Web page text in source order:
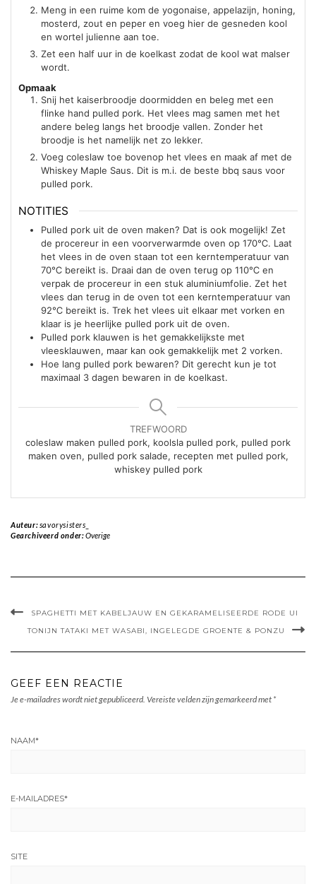
Meng in een ruime kom de yogonaise, appelazijn, honing,
mosterd, zout en peper en voeg hier de gesneden kool
en wortel julienne aan toe.
Zet een half uur in de koelkast zodat de kool wat malser
wordt.
Opmaak
Snij het kaiserbroodje doormidden en beleg met een
flinke hand pulled pork. Het vlees mag samen met het
andere beleg langs het broodje vallen. Zonder het
broodje is het namelijk net zo lekker.
Voeg coleslaw toe bovenop het vlees en maak af met de
Whiskey Maple Saus. Dit is m.i. de beste bbq saus voor
pulled pork.
NOTITIES
Pulled pork uit de oven maken? Dat is ook mogelijk! Zet
de procereur in een voorverwarmde oven op 170℃. Laat
het vlees in de oven staan tot een kerntemperatuur van
70℃ bereikt is. Draai dan de oven terug op 110℃ en
verpak de procereur in een stuk aluminiumfolie. Zet het
vlees dan terug in de oven tot een kerntemperatuur van
92℃ bereikt is. Trek het vlees uit elkaar met vorken en
klaar is je heerlijke pulled pork uit de oven.
Pulled pork klauwen is het gemakkelijkste met
vleesklauwen, maar kan ook gemakkelijk met 2 vorken.
Hoe lang pulled pork bewaren? Dit gerecht kun je tot
maximaal 3 dagen bewaren in de koelkast.
TREFWOORD
coleslaw maken pulled pork, koolsla pulled pork, pulled pork
maken oven, pulled pork salade, recepten met pulled pork,
whiskey pulled pork
Auteur:savorysisters_
Gearchiveerd onder:Overige
SPAGHETTI MET KABELJAUW EN GEKARAMELISEERDE RODE UI
TONIJN TATAKI MET WASABI, INGELEGDE GROENTE & PONZU
GEEF EEN REACTIE
Je e-mailadres wordt niet gepubliceerd. Vereiste velden zijn gemarkeerd met *
NAAM*
E-MAILADRES*
SITE